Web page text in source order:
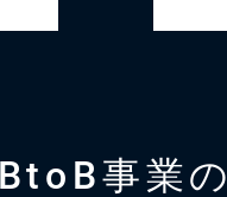
事業